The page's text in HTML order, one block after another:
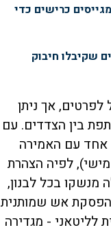
כרישים כדי
שקיבלו חיבוק
אך ניתן
בין הצדדים. עם
אחד עם האמירה
לפיה הצהרת
מנשקו בכל לבנון,
הפסקת אש שמותנית
לליטאני - מגדירה